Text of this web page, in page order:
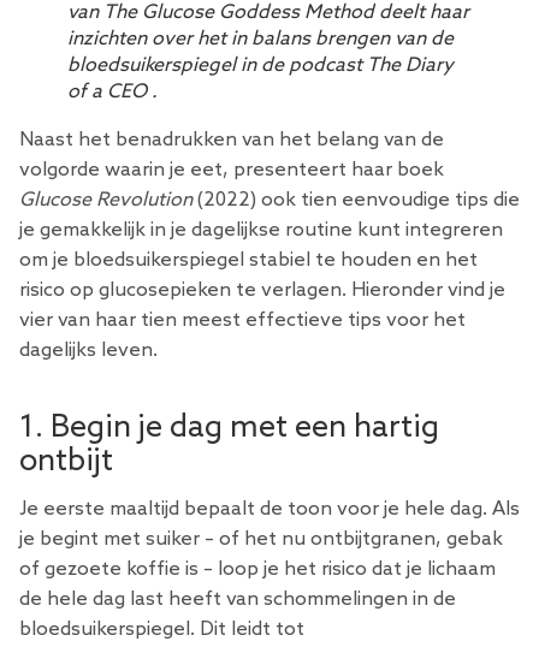
van The Glucose Goddess Methoddeelt haar
inzichten over het in balans brengen van de
bloedsuikerspiegel in de podcast The Diary
of a CEO.
Naast het benadrukken van het belang van de
volgorde waarin je eet, presenteert haar boek
Glucose Revolution(2022) ook tien eenvoudige tips die
je gemakkelijk in je dagelijkse routine kunt integreren
om je bloedsuikerspiegel stabiel te houden en het
risico op glucosepieken te verlagen. Hieronder vind je
vier van haar tien meest effectieve tips voor het
dagelijks leven.
1. Begin je dag met een hartig
ontbijt
Je eerste maaltijd bepaalt de toon voor je hele dag. Als
je begint met suiker – of het nu ontbijtgranen, gebak
of gezoete koffie is – loop je het risico dat je lichaam
de hele dag last heeft van schommelingen in de
bloedsuikerspiegel. Dit leidt tot